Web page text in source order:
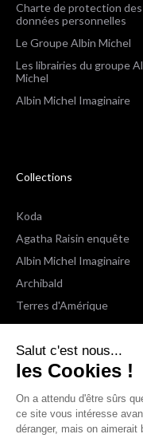
Salut c'est nous...
les Cookies !
On a attendu d'être sûrs
ce site vous intéresse
déranger, mais on aimerait
Charte de protection des
données personnelles
Le Groupe Albin Michel
Les librairies du groupe
Michel
Albin Michel Imaginaire
Collections
Koda
Agatha Raisin enquête
Albin Michel Imaginaire
Archibald
Terres d'Amérique
Espaces Libres Poche
NOX
Wiz
Voir toutes les collections
Nous suivre